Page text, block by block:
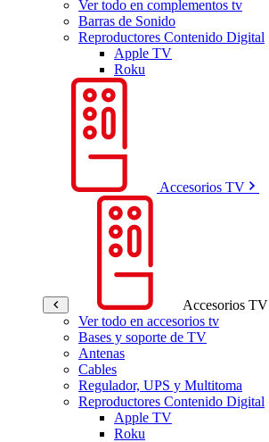
Ver todo en complementos tv
Barras de Sonido
Reproductores Contenido Digital
Apple TV
Roku
Accesorios TV
Accesorios TV
Ver todo en accesorios tv
Bases y soporte de TV
Antenas
Cables
Regulador, UPS y Multitoma
Reproductores Contenido Digital
Apple TV
Roku